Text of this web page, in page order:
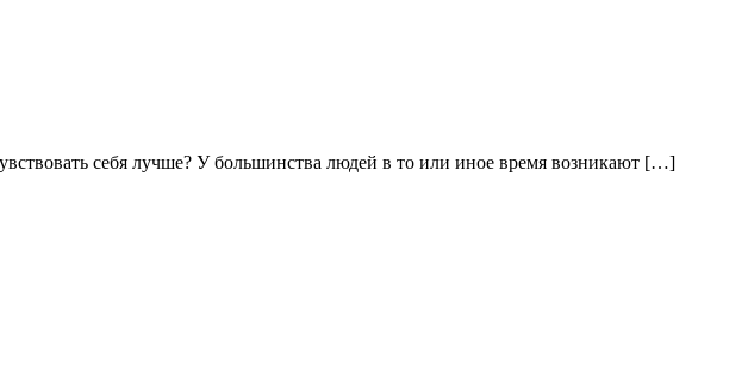
себя лучше? У большинства людей в то или иное время возникают […]